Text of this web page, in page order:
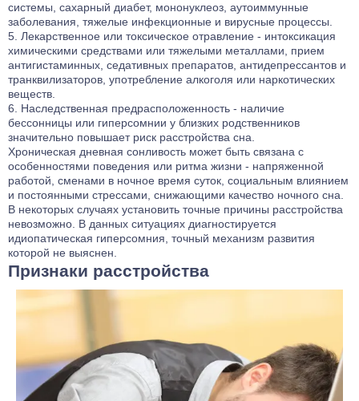
системы, сахарный диабет, мононуклеоз, аутоиммунные
заболевания, тяжелые инфекционные и вирусные процессы.
Лекарственное или токсическое отравление - интоксикация
химическими средствами или тяжелыми металлами, прием
антигистаминных, седативных препаратов, антидепрессантов и
транквилизаторов, употребление алкоголя или наркотических
веществ.
Наследственная предрасположенность - наличие
бессонницы или гиперсомнии у близких родственников
значительно повышает риск расстройства сна.
Хроническая дневная сонливость может быть связана с
особенностями поведения или ритма жизни - напряженной
работой, сменами в ночное время суток, социальным влиянием
и постоянными стрессами, снижающими качество ночного сна.
В некоторых случаях установить точные причины расстройства
невозможно. В данных ситуациях диагностируется
идиопатическая гиперсомния, точный механизм развития
которой не выяснен.
Признаки расстройства